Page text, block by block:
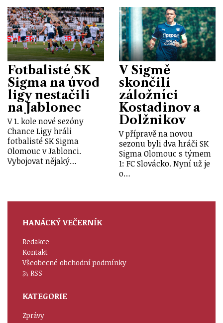
Fotbalisté SK
Sigma na úvod
ligy nestačili
na Jablonec
V 1. kole nové sezóny
Chance Ligy hráli
fotbalisté SK Sigma
Olomouc v Jablonci.
Vybojovat nějaký…
V Sigmě
skončili
záložníci
Kostadinov a
Dolžnikov
V přípravě na novou
sezonu byli dva hráči SK
Sigma Olomouc s týmem
1: FC Slovácko. Nyní už je
o…
HANÁCKÝ VEČERNÍK
Redakce
Kontakt
Všeobecné obchodní podmínky
RSS
KATEGORIE
Zprávy